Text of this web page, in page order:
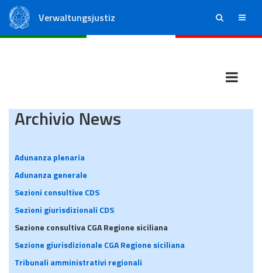
Verwaltungsjustiz ricerca menu
Archivio News
Adunanza plenaria
Adunanza generale
Sezioni consultive CDS
Sezioni giurisdizionali CDS
Sezione consultiva CGA Regione siciliana
Sezione giurisdizionale CGA Regione siciliana
Tribunali amministrativi regionali